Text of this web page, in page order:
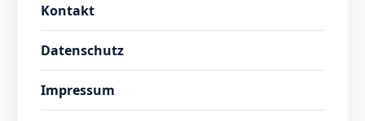
Kontakt
Datenschutz
Impressum